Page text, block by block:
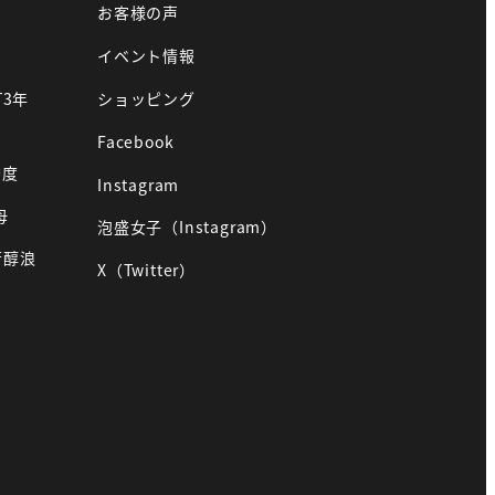
年
浪
お客様の声
イベント情報
ショッピング
Facebook
Instagram
泡盛女子（Instagram）
X（Twitter）